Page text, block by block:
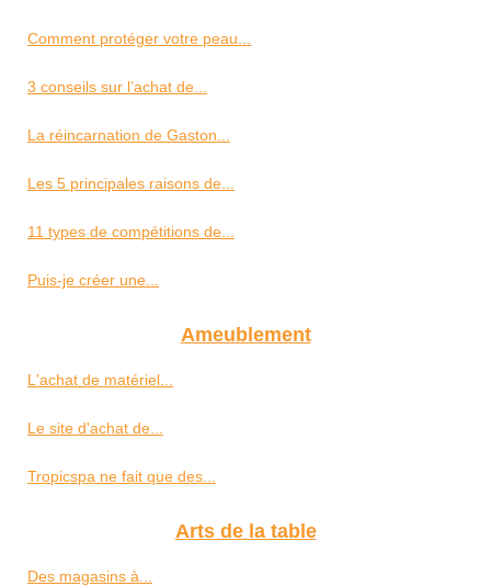
Comment protéger votre peau...
3 conseils sur l’achat de...
La réincarnation de Gaston...
Les 5 principales raisons de...
11 types de compétitions de...
Puis-je créer une...
Ameublement
L'achat de matériel...
Le site d'achat de...
Tropicspa ne fait que des...
Arts de la table
Des magasins à...